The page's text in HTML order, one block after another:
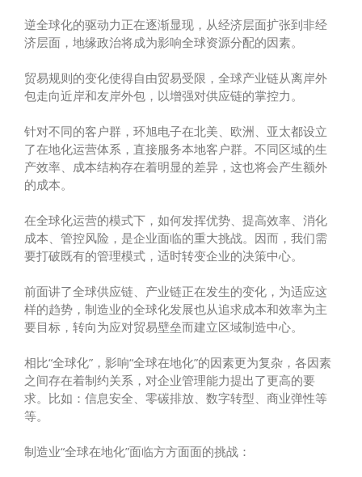
逆全球化的驱动力正在逐渐显现，从经济层面扩张到非经
济层面，地缘政治将成为影响全球资源分配的因素。
贸易规则的变化使得自由贸易受限，全球产业链从离岸外
包走向近岸和友岸外包，以增强对供应链的掌控力。
针对不同的客户群，环旭电子在北美、欧洲、亚太都设立
了在地化运营体系，直接服务本地客户群。不同区域的生
产效率、成本结构存在着明显的差异，这也将会产生额外
的成本。
在全球化运营的模式下，如何发挥优势、提高效率、消化
成本、管控风险，是企业面临的重大挑战。因而，我们需
要打破既有的管理模式，适时转变企业的决策中心。
前面讲了全球供应链、产业链正在发生的变化，为适应这
样的趋势，制造业的全球化发展也从追求成本和效率为主
要目标，转向为应对贸易壁垒而建立区域制造中心。
相比“全球化”，影响“全球在地化”的因素更为复杂，各因素
之间存在着制约关系，对企业管理能力提出了更高的要
求。比如：信息安全、零碳排放、数字转型、商业弹性等
等。
制造业“全球在地化”面临方方面面的挑战：